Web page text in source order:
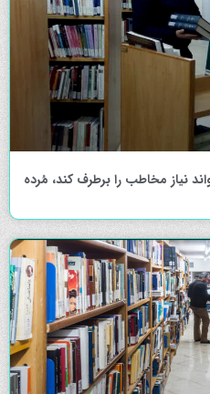
نیاز مخاطب را برطرف کند، مُرده